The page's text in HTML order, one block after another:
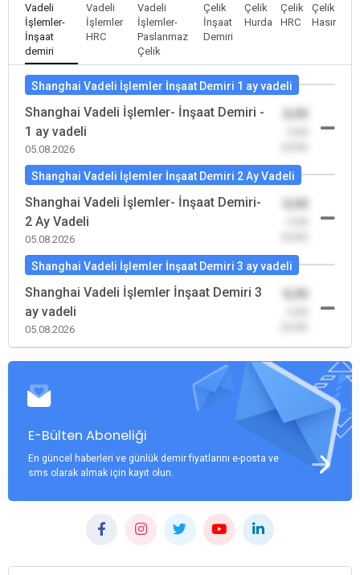
Vadeli
İşlemler-
İnşaat
demiri
Vadeli
İşlemler
HRC
Vadeli
İşlemler-
Paslanmaz
Çelik
Çelik
İnşaat
Demiri
Çelik
Hurda
Çelik
HRC
Çelik
Hasır
Shanghai Vadeli İşlemler İnşaat Demiri 1 ay vadeli
Shanghai Vadeli İşlemler- İnşaat Demiri -
1 ay vadeli
05.08.2026
0,00
Shanghai Vadeli İşlemler İnşaat Demiri 2 Ay Vadeli
Shanghai Vadeli İşlemler- İnşaat Demiri-
2 Ay Vadeli
05.08.2026
0,00
Shanghai Vadeli İşlemler İnşaat Demiri 3 ay vadeli
Shanghai Vadeli İşlemler İnşaat Demiri 3
ay vadeli
05.08.2026
0,00
E-Bülten Aboneliği
En güncel haberleri ve günlük demir fiyatlarını e-posta ve
sms olarak almak için kayıt olun.